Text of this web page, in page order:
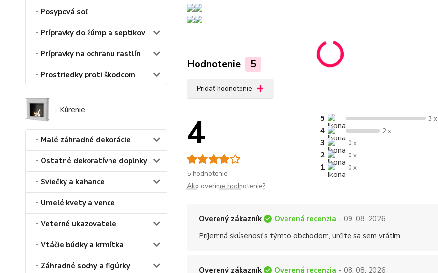
- Posypová soľ
- Prípravky do žúmp a septikov
- Prípravky na ochranu rastlín
- Prostriedky proti škodcom
- Kúrenie
- Malé záhradné dekorácie
- Ostatné dekoratívne doplnky
- Sviečky a kahance
- Umelé kvety a vence
- Veterné ukazovatele
- Vtáčie búdky a krmítka
- Záhradné sochy a figúrky
Hodnotenie 5
Pridať hodnotenie
4
5 hodnotenie
5 3 x
4 2 x
3 0 x
2 0 x
1 0 x
Ako overíme hodnotenie?
Overený zákazník Overená recenzia - 09. 08. 2026
Príjemná skúsenosť s týmto obchodom, určite sa sem vrátim.
Overený zákazník Overená recenzia - 08. 08. 2026